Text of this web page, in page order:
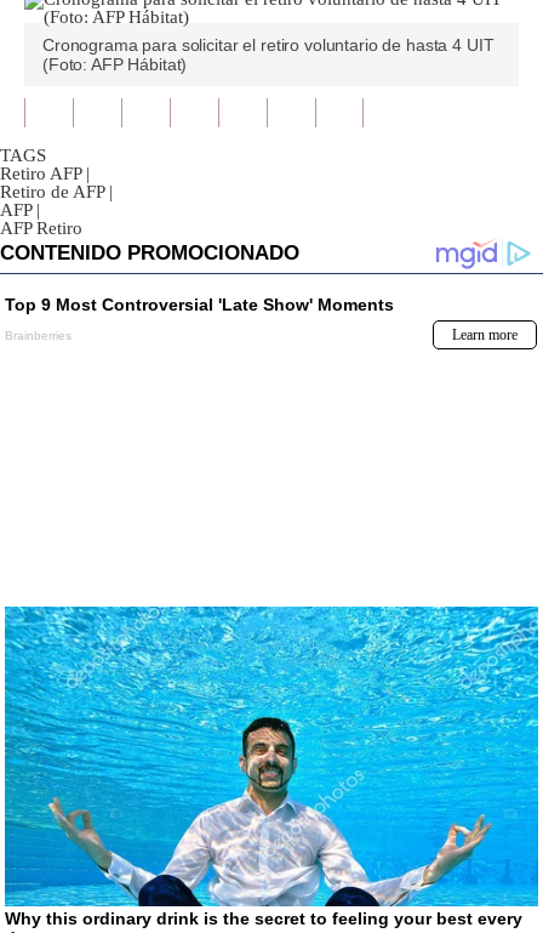
Cronograma para solicitar el retiro voluntario de hasta 4 UIT
(Foto: AFP Hábitat)
TAGS
Retiro AFP |
Retiro de AFP |
AFP |
AFP Retiro